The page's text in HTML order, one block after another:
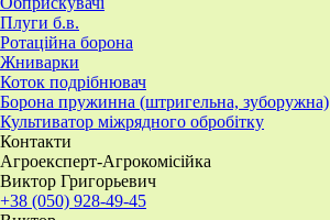
Плуги б.в.
Ротаційна борона
Жниварки
Коток подрібнювач
Борона пружинна (штригельна, зуборужна)
​Культиватор міжрядного обробітку
Контакти
Агроексперт-Агрокомісійка
Виктор Григорьевич
+38 (050) 928-49-45